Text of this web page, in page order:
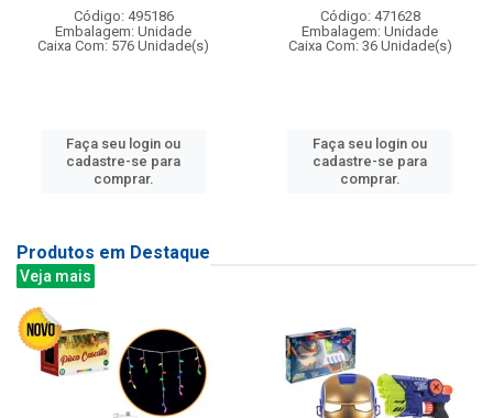
Código: 495186
Embalagem: Unidade
Caixa Com: 576 Unidade(s)
Faça seu login ou
cadastre-se para
comprar.
Código: 471628
Embalagem: Unidade
Caixa Com: 36 Unidade(s)
Faça seu login ou
cadastre-se para
comprar.
Produtos em Destaque
Veja mais